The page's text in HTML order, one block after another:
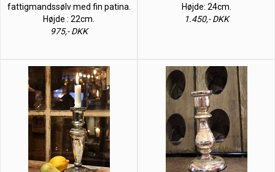
fattigmandssølv med fin patina.
Højde : 22cm.
975,- DKK
Højde: 24cm.
1.450,- DKK